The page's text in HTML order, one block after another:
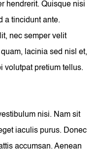
hendrerit. Quisque nisi
a tincidunt ante.
nec semper velit
lacinia sed nisl et,
volutpat pretium tellus.
nisi. Nam sit
iaculis purus. Donec
accumsan. Aenean